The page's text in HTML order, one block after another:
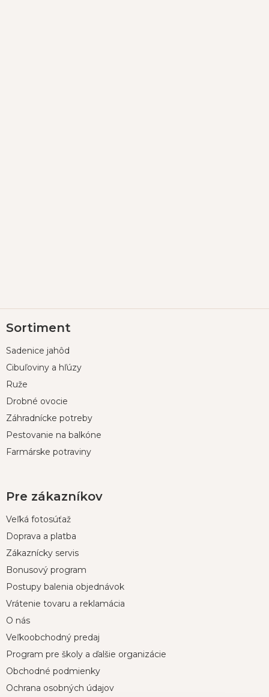
á
ä
Sortiment
Sadenice jahôd
Cibuľoviny a hľúzy
Ruže
Drobné ovocie
Záhradnícke potreby
Pestovanie na balkóne
Farmárske potraviny
Pre zákazníkov
Veľká fotosúťaž
Doprava a platba
Zákaznícky servis
Bonusový program
Postupy balenia objednávok
Vrátenie tovaru a reklamácia
O nás
Veľkoobchodný predaj
Program pre školy a ďalšie organizácie
Obchodné podmienky
Ochrana osobných údajov